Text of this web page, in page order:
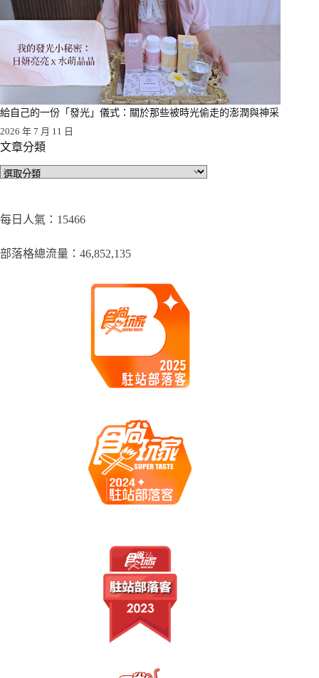
給自己的一份「發光」儀式：關於那些被時光偷走的澎潤與神采
2026 年 7 月 11 日
文章分類
文
類
每日人氣：15466
部落格總流量：​46,852,135